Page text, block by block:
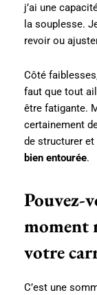
j’ai une
la souplesse.
revoir ou
Côté
faut que tout
être fatigante.
certainement
de structurer
bien entourée.
Pouvez-
moment
votre
C’est une